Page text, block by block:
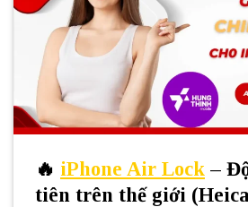
🔥 iPhone Air Lock –
tiên trên thế giới